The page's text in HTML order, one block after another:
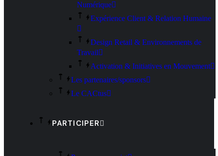
Numérique
Expérience Client & Relation Humaine
Design Retail & Environnements de
Travail
Activation & Initiatives en Mouvement
Les partenaires/sponsors
Le CACtus
PARTICIPER